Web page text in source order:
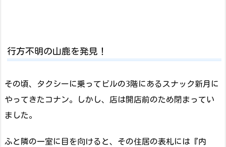
行方不明の山鹿を発見！
その頃、タクシーに乗ってビルの3階にあるスナック新月に
やってきたコナン。しかし、店は開店前のため閉まってい
ました。
ふと隣の一室に目を向けると、その住居の表札には『内